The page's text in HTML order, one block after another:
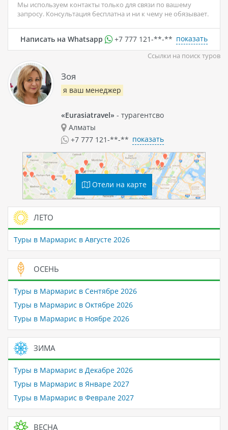
Мы используем контакты только для связи по вашему
запросу. Консультация бесплатна и ни к чему не обязывает.
Написать на Whatsapp +7 777 121-**-** показать
Ссылки на поиск туров
Зоя
я ваш менеджер
«Eurasiatravel» - турагентсво
Алматы
+7 777 121-**-** показать
Отели на карте
ЛЕТО
Туры в Мармарис в Августе 2026
ОСЕНЬ
Туры в Мармарис в Сентябре 2026
Туры в Мармарис в Октябре 2026
Туры в Мармарис в Ноябре 2026
ЗИМА
Туры в Мармарис в Декабре 2026
Туры в Мармарис в Январе 2027
Туры в Мармарис в Феврале 2027
ВЕСНА